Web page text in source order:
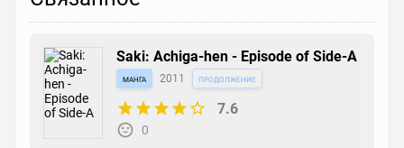
Saki: Achiga-hen - Episode of Side-A
манга 2011 продолжение
7.6
0